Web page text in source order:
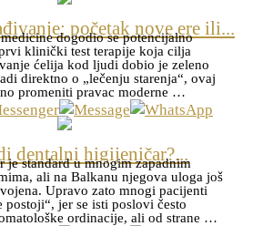
početak nove ere ili...
dogodio se potencijalno
klinički test terapije koja cilja
ćelija kod ljudi dobio je zeleno
direktno o „lečenju starenja“, ovaj
promeniti pravac moderne …
dentalni higijeničar?...
je standard u mnogim zapadnim
ali na Balkanu njegova uloga još
Upravo zato mnogi pacijenti
postoji“, jer se isti poslovi često
ordinacije, ali od strane …